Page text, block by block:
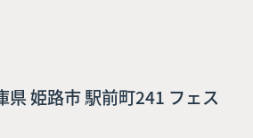
県 姫路市 駅前町241 フェス